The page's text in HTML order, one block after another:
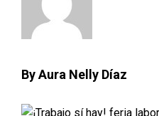
By Aura Nelly Díaz